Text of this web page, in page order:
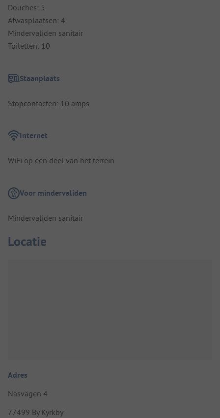
Douches: 5
Afwasplaatsen: 4
Mindervaliden sanitair
Toiletten: 10
Staanplaats
Stopcontacten: 10 amps
Internet
WiFi op een deel van het terrein
Voor mindervaliden
Mindervaliden sanitair
Locatie
Adres
Näsvägen 4
77499 By Kyrkby